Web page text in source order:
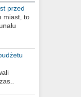
przed
miast, to